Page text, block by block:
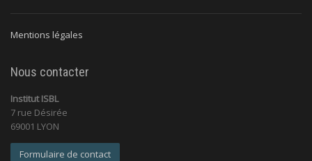
Mentions légales
Nous contacter
Institut ISBL
7 rue Désirée
69001 LYON
Formulaire de contact